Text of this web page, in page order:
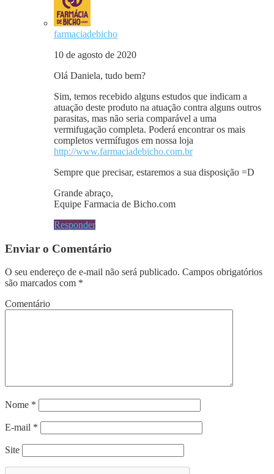
farmaciadebicho
10 de agosto de 2020
Olá Daniela, tudo bem?
Sim, temos recebido alguns estudos que indicam a
atuação deste produto na atuação contra alguns outros
parasitas, mas não seria comparável a uma
vermifugação completa. Poderá encontrar os mais
completos vermífugos em nossa loja
http://www.farmaciadebicho.com.br
Sempre que precisar, estaremos a sua disposição =D
Grande abraço,
Equipe Farmacia de Bicho.com
Responder
Enviar o Comentário
O seu endereço de e-mail não será publicado. Campos obrigatórios
são marcados com *
Comentário
Nome *
E-mail *
Site